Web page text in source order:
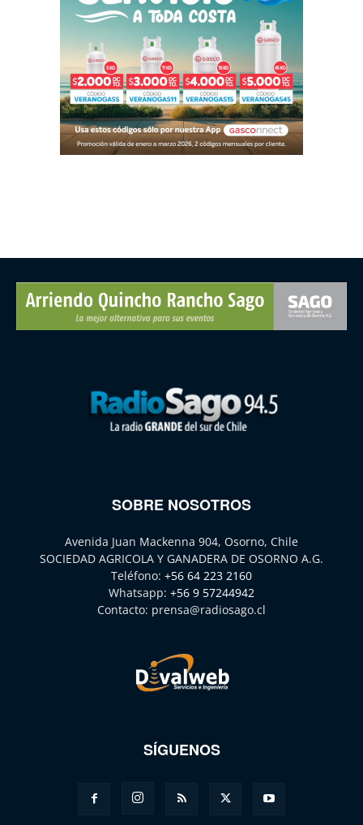
SOBRE NOSOTROS
Avenida Juan Mackenna 904, Osorno, Chile
SOCIEDAD AGRICOLA Y GANADERA DE OSORNO A.G.
Teléfono: +56 64 223 2160
Whatsapp: +56 9 57244942
Contacto: prensa@radiosago.cl
SÍGUENOS